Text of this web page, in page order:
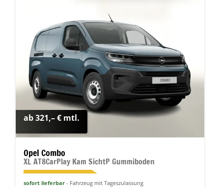
ab 321,– € mtl.
Opel Combo
XL AT8CarPlay Kam SichtP Gummiboden
sofort lieferbar Fahrzeug mit Tageszulassung